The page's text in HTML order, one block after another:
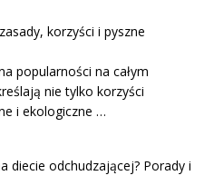
korzyści i pyszne
popularności na całym
nie tylko korzyści
i ekologiczne …
diecie odchudzającej? Porady i